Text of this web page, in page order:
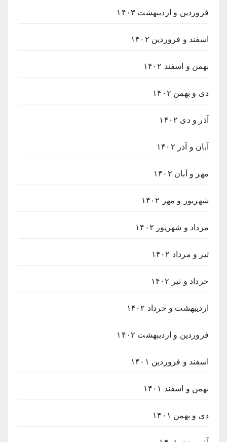
فروردین و اردیبهشت ۱۴۰۳
اسفند و فروردین ۱۴۰۲
بهمن و اسفند ۱۴۰۲
دی و بهمن ۱۴۰۲
آذر و دی ۱۴۰۲
آبان و آذر ۱۴۰۲
مهر و آبان ۱۴۰۲
شهریور و مهر ۱۴۰۲
مرداد و شهریور ۱۴۰۲
تیر و مرداد ۱۴۰۲
خرداد و تیر ۱۴۰۲
اردیبهشت و خرداد ۱۴۰۲
فروردین و اردیبهشت ۱۴۰۲
اسفند و فروردین ۱۴۰۱
بهمن و اسفند ۱۴۰۱
دی و بهمن ۱۴۰۱